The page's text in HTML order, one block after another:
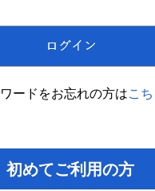
ードをお忘れの方はこ
初めてご利用の方